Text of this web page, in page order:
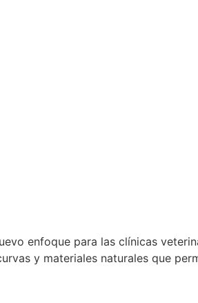
enfoque para las clínicas
y materiales naturales que